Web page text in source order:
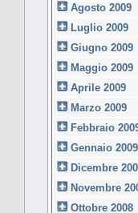
Agosto 2009
Luglio 2009
Giugno 2009
Maggio 2009
Aprile 2009
Marzo 2009
Febbraio
Gennaio 2009
Dicembre
Novembre
Ottobre 2008